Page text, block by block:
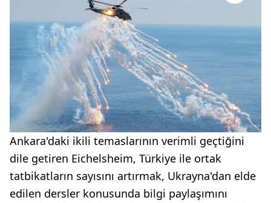
Ankara'daki ikili temaslarının verimli geçtiğini
dile getiren Eichelsheim, Türkiye ile ortak
tatbikatların sayısını artırmak, Ukrayna'dan elde
edilen dersler konusunda bilgi paylaşımını